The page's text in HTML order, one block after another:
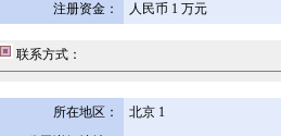
注册资金：
人民币 1 万元
联系方式：
所在地区： 北京 1